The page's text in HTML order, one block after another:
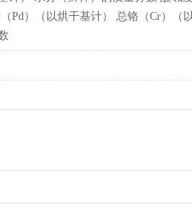
Pd）（以烘干基计） 总铬（Cr）（